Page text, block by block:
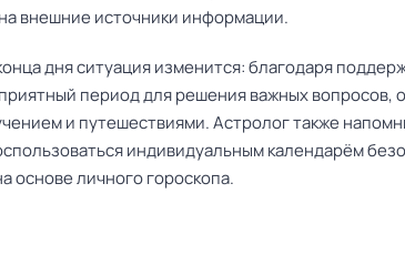
внешние источники информации.
дня ситуация изменится: благодаря
период для решения важных вопросов,
и путешествиями. Астролог также
индивидуальным календарём
основе личного гороскопа.